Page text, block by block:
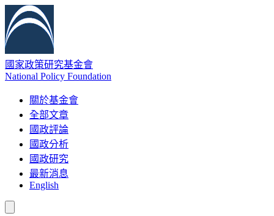
國家政策研究基金會
National Policy Foundation
關於基金會
全部文章
國政評論
國政分析
國政研究
最新消息
English